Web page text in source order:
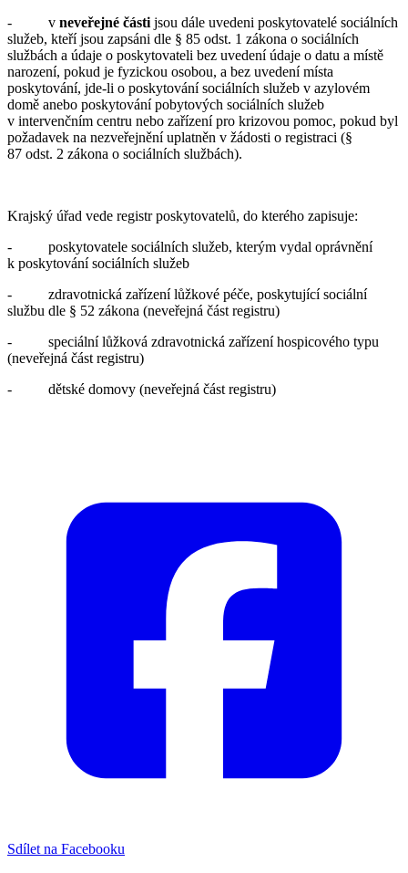
- v neveřejné části jsou dále uvedeni poskytovatelé sociálních
služeb, kteří jsou zapsáni dle § 85 odst. 1 zákona o sociálních
službách a údaje o poskytovateli bez uvedení údaje o datu a místě
narození, pokud je fyzickou osobou, a bez uvedení místa
poskytování, jde-li o poskytování sociálních služeb v azylovém
domě anebo poskytování pobytových sociálních služeb
v intervenčním centru nebo zařízení pro krizovou pomoc, pokud byl
požadavek na nezveřejnění uplatněn v žádosti o registraci (§
87 odst. 2 zákona o sociálních službách).
Krajský úřad vede registr poskytovatelů, do kterého zapisuje:
- poskytovatele sociálních služeb, kterým vydal oprávnění
k poskytování sociálních služeb
- zdravotnická zařízení lůžkové péče, poskytující sociální
službu dle § 52 zákona (neveřejná část registru)
- speciální lůžková zdravotnická zařízení hospicového typu
(neveřejná část registru)
- dětské domovy (neveřejná část registru)
Sdílet na Facebooku